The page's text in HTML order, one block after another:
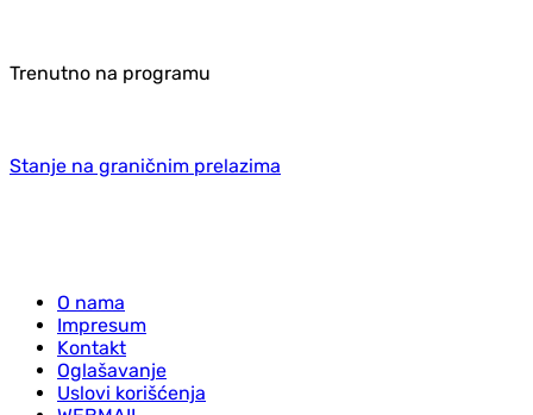
Trenutno na programu
Stanje na graničnim prelazima
O nama
Impresum
Kontakt
Oglašavanje
Uslovi korišćenja